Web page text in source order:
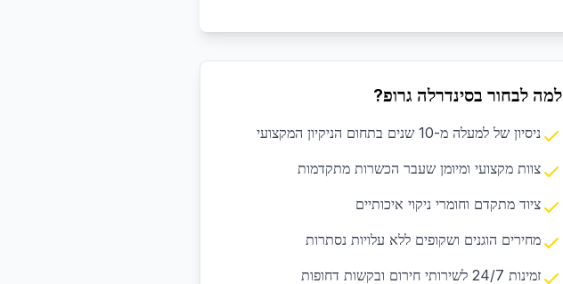
למה לבחור בסינדרלה גרופ?
ניסיון של למעלה מ-10 שנים בתחום הניקיון המקצועי
צוות מקצועי ומיומן שעבר הכשרות מתקדמות
ציוד מתקדם וחומרי ניקוי איכותיים
מחירים הוגנים ושקופים ללא עלויות נסתרות
זמינות 24/7 לשירותי חירום ובקשות דחופות